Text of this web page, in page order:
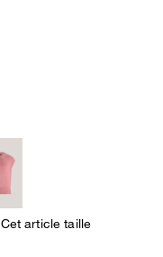
Cet article taille